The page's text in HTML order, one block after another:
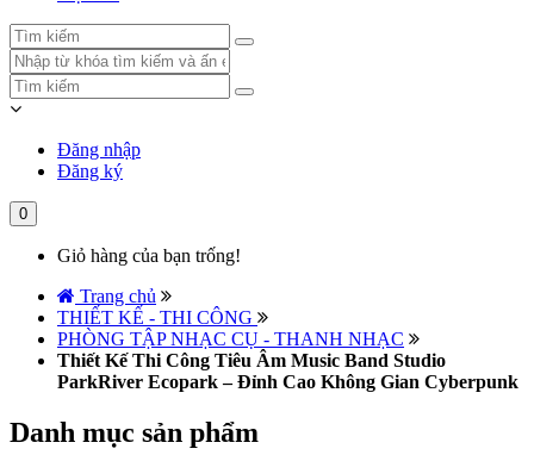
Đăng nhập
Đăng ký
0
Giỏ hàng của bạn trống!
Trang chủ
THIẾT KẾ - THI CÔNG
PHÒNG TẬP NHẠC CỤ - THANH NHẠC
Thiết Kế Thi Công Tiêu Âm Music Band Studio
ParkRiver Ecopark – Đỉnh Cao Không Gian Cyberpunk
Danh mục sản phẩm